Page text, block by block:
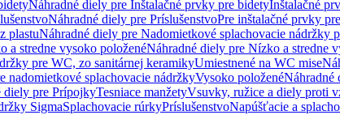
Náhradné diely pre Inštalačné prvky pre bidetyInštalačné
Náhradné diely pre PríslušenstvoPre inštalačné prvky
plastuNáhradné diely pre Nadomietkové splachovacie nádržky
a stredne vysoko položenéNáhradné diely pre Nízko a stredne
pre WC, zo sanitárnej keramikyUmiestnené na WC mise
nadomietkové splachovacie nádržkyVysoko položenéNáhradné
diely pre PrípojkyTesniace manžetyVsuvky, ružice a diely proti
SigmaSplachovacie rúrkyPríslušenstvoNapúšťacie a